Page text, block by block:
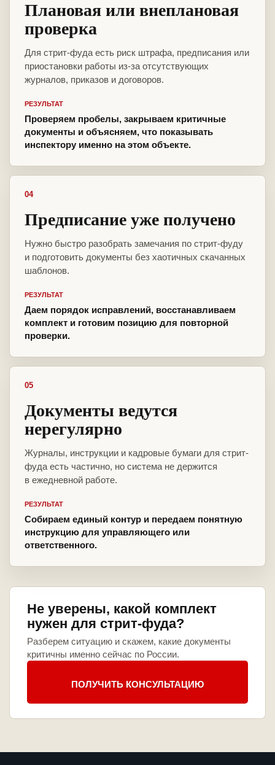
Плановая или внеплановая
проверка
Для стрит-фуда есть риск штрафа, предписания или
приостановки работы из-за отсутствующих
журналов, приказов и договоров.
РЕЗУЛЬТАТ
Проверяем пробелы, закрываем критичные
документы и объясняем, что показывать
инспектору именно на этом объекте.
04
Предписание уже получено
Нужно быстро разобрать замечания по стрит-фуду
и подготовить документы без хаотичных скачанных
шаблонов.
РЕЗУЛЬТАТ
Даем порядок исправлений, восстанавливаем
комплект и готовим позицию для повторной
проверки.
05
Документы ведутся
нерегулярно
Журналы, инструкции и кадровые бумаги для стрит-
фуда есть частично, но система не держится
в ежедневной работе.
РЕЗУЛЬТАТ
Собираем единый контур и передаем понятную
инструкцию для управляющего или
ответственного.
Не уверены, какой комплект
нужен для стрит-фуда?
Разберем ситуацию и скажем, какие документы
критичны именно сейчас по России.
ПОЛУЧИТЬ КОНСУЛЬТАЦИЮ